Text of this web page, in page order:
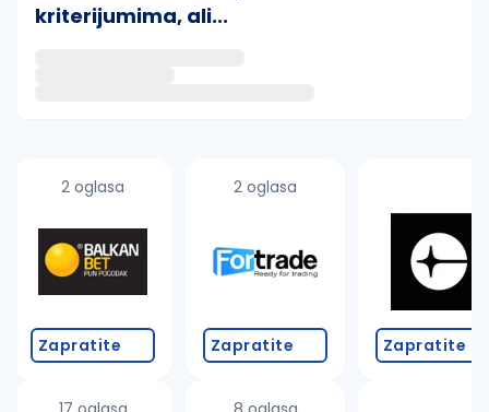
kriterijumima, ali...
Takođe možete da:
proverite pravopisne greške (koristite č, ć, š, đ,
promenite odabrane filtere pretrage
2 oglasa
Zapratite
2 oglasa
Zapratite Zapratite